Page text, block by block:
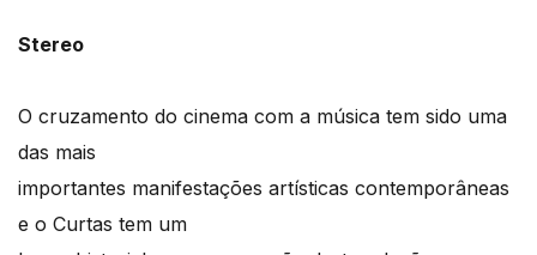
Stereo
O cruzamento do cinema com a música tem sido uma
das mais
importantes manifestações artísticas contemporâneas
e o Curtas tem um